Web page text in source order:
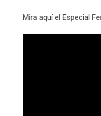
Mira aquí el Especial